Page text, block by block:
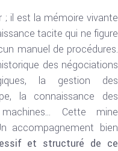
; il est la mémoire vivante
tacite qui ne figure
manuel de procédures.
des négociations
la gestion des
la connaissance des
Cette mine
accompagnement bien
et structuré de ce